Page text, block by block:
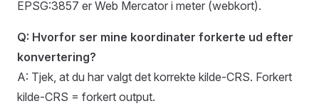
EPSG:3857 er Web Mercator i meter (webkort).
Q: Hvorfor ser mine koordinater forkerte ud efter
konvertering?
A: Tjek, at du har valgt det korrekte kilde-CRS. Forkert
kilde-CRS = forkert output.